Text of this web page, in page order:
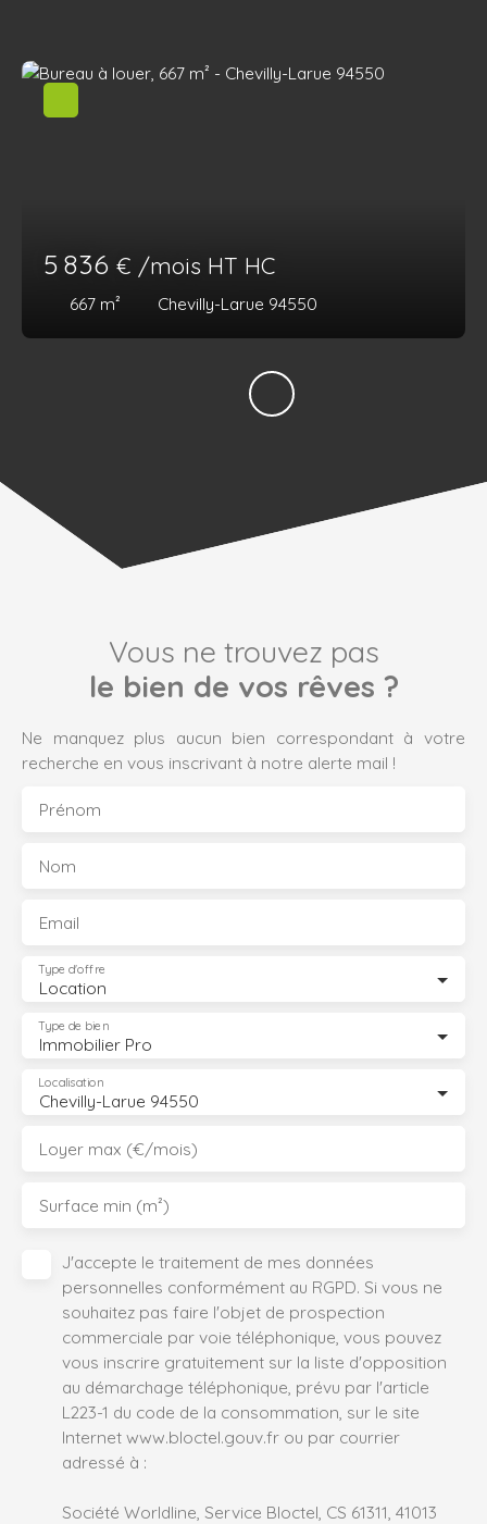
5 836 € /mois HT HC
667 m² Chevilly-Larue 94550
Vous ne trouvez pas
le bien de vos rêves ?
Ne manquez plus aucun bien correspondant à votre
recherche en vous inscrivant à notre alerte mail !
Prénom
Nom
Email
Location
Type d'offre
Immobilier Pro
Type de bien
Chevilly-Larue 94550
Localisation
Loyer max (€/mois)
Surface min (m²)
J'accepte le traitement de mes données
personnelles conformément au RGPD. Si vous ne
souhaitez pas faire l'objet de prospection
commerciale par voie téléphonique, vous pouvez
vous inscrire gratuitement sur la liste d'opposition
au démarchage téléphonique, prévu par l'article
L223-1 du code de la consommation, sur le site
Internet www.bloctel.gouv.fr ou par courrier
adressé à :
Société Worldline, Service Bloctel, CS 61311, 41013